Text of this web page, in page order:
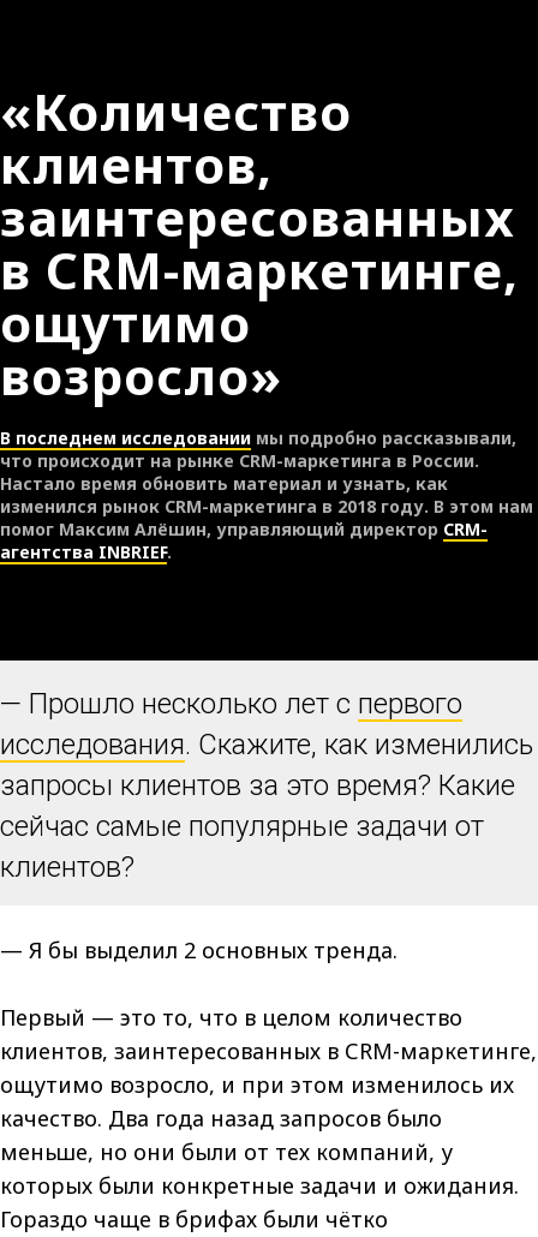
«Количество
клиентов,
заинтересованных
в СRM-маркетинге,
ощутимо
возросло»
В последнем исследовании мы подробно рассказывали,
что происходит на рынке CRM-маркетинга в России.
Настало время обновить материал и узнать, как
изменился рынок CRM-маркетинга в 2018 году. В этом нам
помог Максим Алёшин, управляющий директор CRM-
агентства INBRIEF.
— Прошло несколько лет с первого
исследования. Скажите, как изменились
запросы клиентов за это время? Какие
сейчас самые популярные задачи от
клиентов?
— Я бы выделил 2 основных тренда.
Первый — это то, что в целом количество
клиентов, заинтересованных в СRM-маркетинге,
ощутимо возросло, и при этом изменилось их
качество. Два года назад запросов было
меньше, но они были от тех компаний, у
которых были конкретные задачи и ожидания.
Гораздо чаще в брифах были чётко